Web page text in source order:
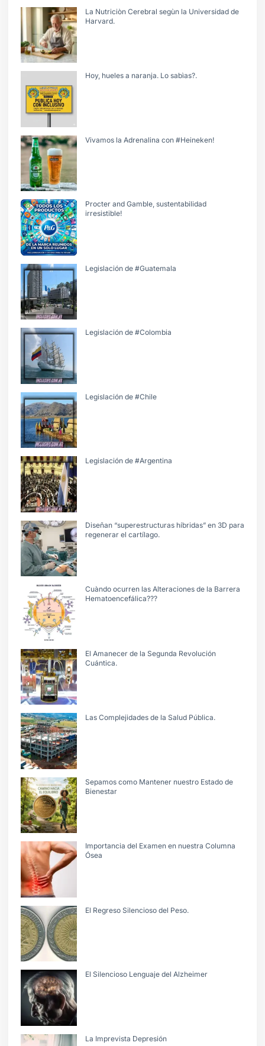
La Nutriciòn Cerebral segùn la Universidad de
Harvard.
Hoy, hueles a naranja. Lo sabìas?.
Vivamos la Adrenalina con #Heineken!
Procter and Gamble, sustentabilidad
irresistible!
Legislación de #Guatemala
Legislación de #Colombia
Legislación de #Chile
Legislación de #Argentina
Diseñan “superestructuras híbridas” en 3D para
regenerar el cartílago.
Cuàndo ocurren las Alteraciones de la Barrera
Hematoencefálica???
El Amanecer de la Segunda Revolución
Cuántica.
Las Complejidades de la Salud Pública.
Sepamos como Mantener nuestro Estado de
Bienestar
Importancia del Examen en nuestra Columna
Ósea
El Regreso Silencioso del Peso.
El Silencioso Lenguaje del Alzheimer
La Imprevista Depresión